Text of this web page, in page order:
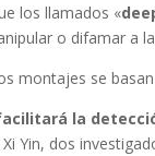
los llamados «
o difamar a
montajes se
la
Yin, dos